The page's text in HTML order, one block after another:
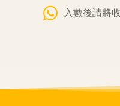
入數後請將